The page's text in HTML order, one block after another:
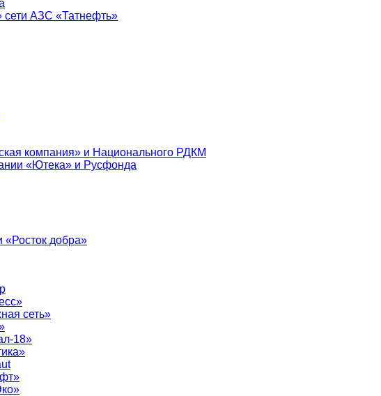
сети АЗС «Татнефть»
компания» и Национального РДКМ
«Ютека» и Русфонда
добра»
сеть»
18»